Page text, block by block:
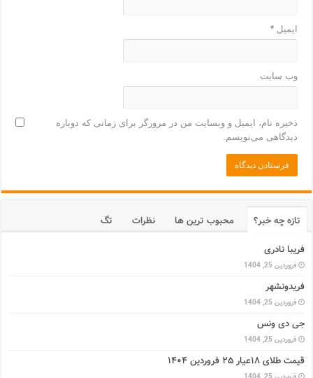
ایمیل*
وب‌ سایت
ذخیره نام، ایمیل و وبسایت من در مرورگر برای زمانی که دوباره
دیدگاهی می‌نویسم.
تازه چه خبر؟ محبوب ترین ها نظرات
تگ
فریبا نادری
فروردین 25, 1404
فریدونشهر
فروردین 25, 1404
جی دی ونس
فروردین 25, 1404
قیمت طلای ۱۸عیار ۲۵ فروردین ۱۴۰۴